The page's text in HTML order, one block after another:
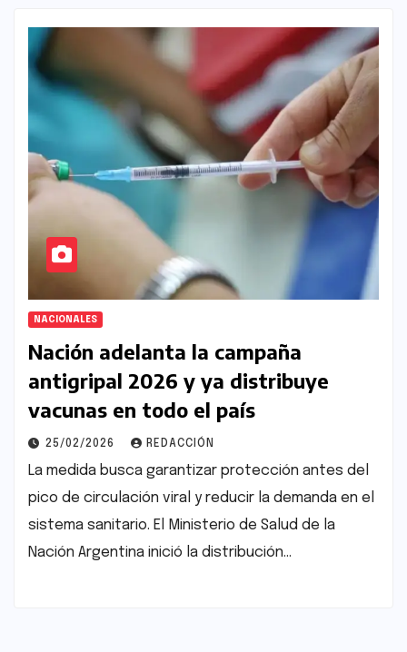
NACIONALES
Nación adelanta la campaña
antigripal 2026 y ya distribuye
vacunas en todo el país
25/02/2026 REDACCIÓN
La medida busca garantizar protección antes del
pico de circulación viral y reducir la demanda en el
sistema sanitario. El Ministerio de Salud de la
Nación Argentina inició la distribución…